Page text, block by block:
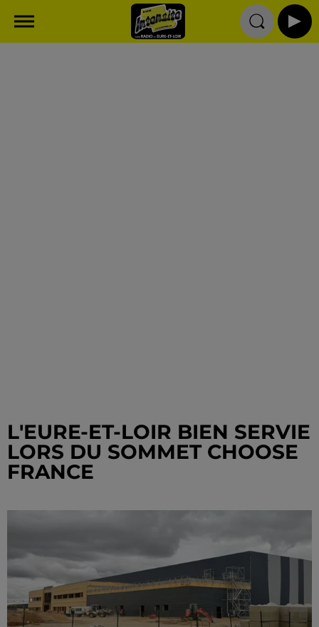
L'EURE-ET-LOIR BIEN SERVIE
LORS DU SOMMET CHOOSE
FRANCE